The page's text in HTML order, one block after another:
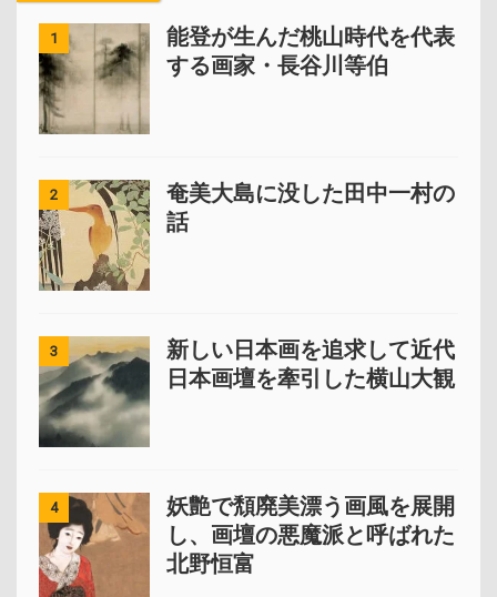
1
能登が生んだ桃山時代を代表
する画家・長谷川等伯
2
奄美大島に没した田中一村の
話
3
新しい日本画を追求して近代
日本画壇を牽引した横山大観
4
妖艶で頽廃美漂う画風を展開
し、画壇の悪魔派と呼ばれた
北野恒富